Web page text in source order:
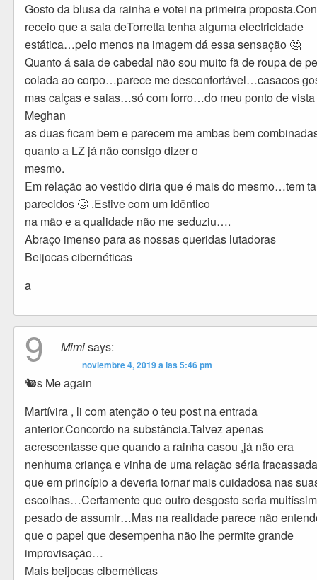
Gosto da blusa da rainha e votei na primeira
receio que a saia deTorretta tenha alguma electricidade
estática…pelo menos na imagem dá essa sensação 🤔
Quanto á saia de cabedal não sou muito fã de roupa de
colada ao corpo…parece me desconfortável…casacos
mas calças e saias…só com forro…do meu ponto de
Meghan
as duas ficam bem e parecem me ambas bem
quanto a LZ já não consigo dizer o
mesmo.
Em relação ao vestido diria que é mais do mesmo…tem
parecidos 🥴 .Estive com um idêntico
na mão e a qualidade não me seduziu….
Abraço imenso para as nossas queridas lutadoras
Beijocas cibernéticas
a
9 Mimisays:
noviembre 4, 2019 a las 5:46 pm
🐿s Me again
Martívira , li com atenção o teu post na entrada
anterior.Concordo na substância.Talvez apenas
acrescentasse que quando a rainha casou ,já não era
nenhuma criança e vinha de uma relação séria
que em princípio a deveria tornar mais cuidadosa nas
escolhas…Certamente que outro desgosto seria
pesado de assumir…Mas na realidade parece não
que o papel que desempenha não lhe permite grande
improvisação…
Mais beijocas cibernéticas